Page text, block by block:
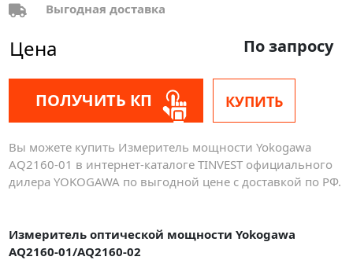
Выгодная доставка
Цена По запросу
ПОЛУЧИТЬ КП КУПИТЬ
Вы можете купить Измеритель мощности Yokogawa
AQ2160-01 в интернет-каталоге TINVEST официального
дилера YOKOGAWA по выгодной цене с доставкой по РФ.
Измеритель оптической мощности Yokogawa
AQ2160-01/AQ2160-02